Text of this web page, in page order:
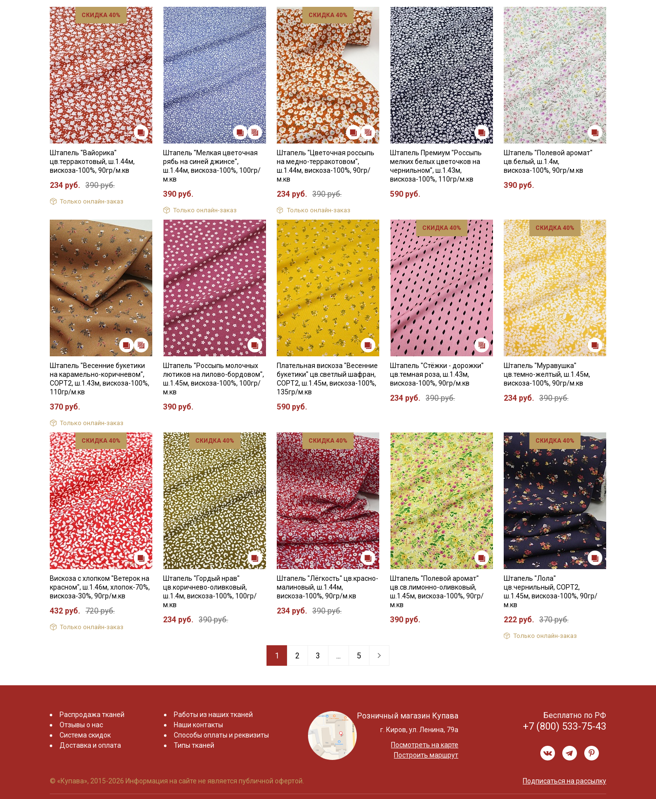
СКИДКА 40%
Штапель "Вайорика"
цв.терракотовый, ш.1.44м,
вискоза-100%, 90гр/м.кв
234 руб. 390 руб.
Только онлайн-заказ
Штапель "Мелкая цветочная
рябь на синей джинсе",
ш.1.44м, вискоза-100%, 100гр/
м.кв
390 руб.
Только онлайн-заказ
СКИДКА 40%
Штапель "Цветочная россыпь
на медно-терракотовом",
ш.1.44м, вискоза-100%, 90гр/
м.кв
234 руб. 390 руб.
Только онлайн-заказ
Штапель Премиум "Россыпь
мелких белых цветочков на
чернильном", ш.1.43м,
вискоза-100%, 110гр/м.кв
590 руб.
Штапель "Полевой аромат"
цв.белый, ш.1.4м,
вискоза-100%, 90гр/м.кв
390 руб.
Штапель "Весенние букетики
на карамельно-коричневом",
СОРТ2, ш.1.43м, вискоза-100%,
110гр/м.кв
370 руб.
Только онлайн-заказ
Штапель "Россыпь молочных
лютиков на лилово-бордовом",
ш.1.45м, вискоза-100%, 100гр/
м.кв
390 руб.
Плательная вискоза "Весенние
букетики" цв.светлый шафран,
СОРТ2, ш.1.45м, вискоза-100%,
135гр/м.кв
590 руб.
СКИДКА 40%
Штапель "Стёжки - дорожки"
цв.темная роза, ш.1.43м,
вискоза-100%, 90гр/м.кв
234 руб. 390 руб.
СКИДКА 40%
Штапель "Муравушка"
цв.темно-желтый, ш.1.45м,
вискоза-100%, 90гр/м.кв
234 руб. 390 руб.
СКИДКА 40%
Вискоза с хлопком "Ветерок на
красном", ш.1.46м, хлопок-70%,
вискоза-30%, 90гр/м.кв
432 руб. 720 руб.
Только онлайн-заказ
СКИДКА 40%
Штапель "Гордый нрав"
цв.коричнево-оливковый,
ш.1.4м, вискоза-100%, 100гр/
м.кв
234 руб. 390 руб.
СКИДКА 40%
Штапель "Лёгкость" цв.красно-
малиновый, ш.1.44м,
вискоза-100%, 90гр/м.кв
234 руб. 390 руб.
Штапель "Полевой аромат"
цв.св.лимонно-оливковый,
ш.1.45м, вискоза-100%, 90гр/
м.кв
390 руб.
СКИДКА 40%
Штапель "Лола"
цв.чернильный, СОРТ2,
ш.1.45м, вискоза-100%, 90гр/
м.кв
222 руб. 370 руб.
Только онлайн-заказ
1 2 3 ... 5
Распродажа тканей
Отзывы о нас
Система скидок
Доставка и оплата
Работы из наших тканей
Наши контакты
Способы оплаты и реквизиты
Типы тканей
Розничный магазин Купава
г. Киров, ул. Ленина, 79а
Посмотреть на карте
Построить маршрут
Бесплатно по РФ
+7 (800) 533-75-43
© «Купава», 2015-2026 Информация на сайте не является публичной офертой. Подписаться на рассылку
Ознакомлен(а) сПолитикой обработки персональных
данных
и даюСогласие на обработку персональных
данных
ДаюСогласие на получение рекламных и
информационных рассылок